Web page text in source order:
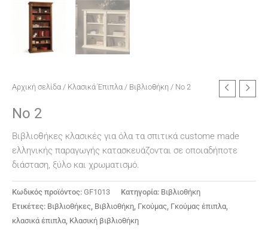
Αρχική σελίδα / Κλασικά Έπιπλα / Βιβλιοθήκη / No 2
No 2
Βιβλιοθήκες κλασικές για όλα τα σπιτικά custome made
ελληνικής παραγωγής κατασκευάζονται σε οποιαδήποτε
διάσταση, ξύλο και χρωματισμό.
Κωδικός προϊόντος: GF1013 Κατηγορία: Βιβλιοθήκη
Ετικέτες: Βιβλιοθήκες, Βιβλιοθήκη, Γκούμας, Γκούμας έπιπλα,
κλασικά έπιπλα, Κλασική βιβλιοθήκη